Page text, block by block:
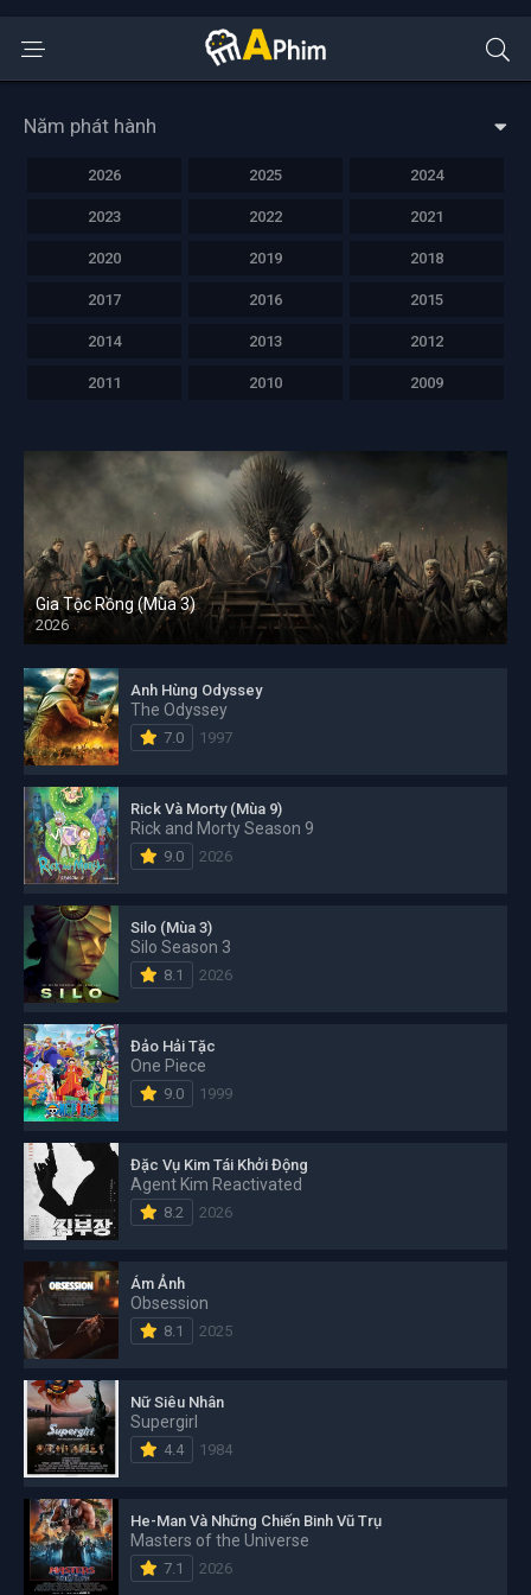
Năm phát hành
2026 2025 2024
2023 2022 2021
2020 2019 2018
2017 2016 2015
2014 2013 2012
2011 2010 2009
Gia Tộc Rồng (Mùa 3)
2026
Anh Hùng Odyssey
The Odyssey
7.0 1997
Rick Và Morty (Mùa 9)
Rick and Morty Season 9
9.0 2026
Silo (Mùa 3)
Silo Season 3
8.1 2026
Đảo Hải Tặc
One Piece
9.0 1999
Đặc Vụ Kim Tái Khởi Động
Agent Kim Reactivated
8.2 2026
Ám Ảnh
Obsession
8.1 2025
Nữ Siêu Nhân
Supergirl
4.4 1984
He-Man Và Những Chiến Binh Vũ Trụ
Masters of the Universe
7.1 2026